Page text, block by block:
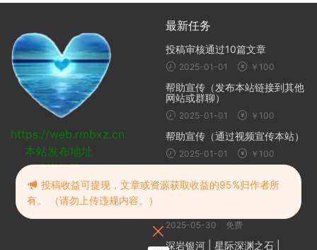
https://web.rmbxz.cn
本站发布地址
建议收藏
最新任务
投稿审核通过10篇文章
2025-01-01 ￥100
帮助宣传（发布本站链接到其他
网站或群聊）
2025-01-01 ￥100
帮助宣传（通过视频宣传本站）
2025-01-01 ￥100
随机推荐
2025-05-30 免费
深岩银河 | 星际深渊之石 |
投稿收益可提现，文章或资源获取收益的95%归作者所
有。 （请勿上传违规内容。）